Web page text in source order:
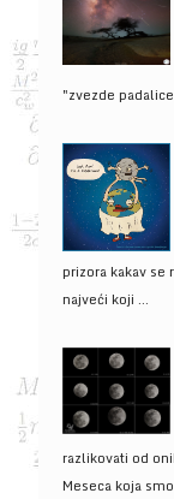
"zvezde
prizora kakav se
najveći koji ...
razlikovati od
Meseca koja